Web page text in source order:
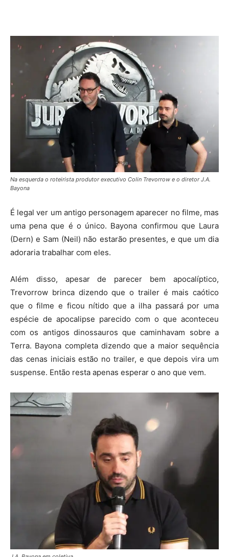
Na esquerda o roteirista produtor executivo Colin Trevorrow e o diretor J.A.
Bayona
É legal ver um antigo personagem aparecer no filme, mas
uma pena que é o único. Bayona confirmou que Laura
(Dern) e Sam (Neil) não estarão presentes, e que um dia
adoraria trabalhar com eles.
Além disso, apesar de parecer bem apocalíptico,
Trevorrow brinca dizendo que o trailer é mais caótico
que o filme e ficou nítido que a ilha passará por uma
espécie de apocalipse parecido com o que aconteceu
com os antigos dinossauros que caminhavam sobre a
Terra. Bayona completa dizendo que a maior sequência
das cenas iniciais estão no trailer, e que depois vira um
suspense. Então resta apenas esperar o ano que vem.